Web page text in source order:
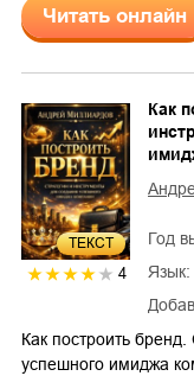
Читать онлайн
ТЕКСТ
4
Как
Год
Язык:
Как построить
успешного имиджа